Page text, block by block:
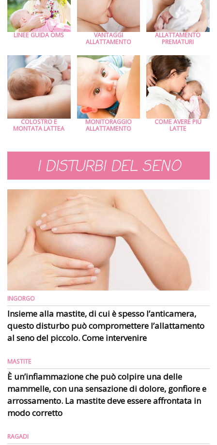
LINEE GUIDA OMS
VANTAGGI
ALLATTAMENTO
ALLATTAMENTO
PREMATURI
COLOSTRO E
MONTATA LATTEA
MONITORAGGIO
ALLATTAMENTO
COME AVERE PIÙ
LATTE
I DISTURBI DEL SENO
INGORGO
Insieme alla mastite, di cui è spesso l’anticamera,
questo disturbo può compromettere l’allattamento
al seno del piccolo. Come intervenire
MASTITE
È un’infiammazione che può colpire una delle
mammelle, con una sensazione di dolore, gonfiore e
arrossamento. La mastite deve essere affrontata in
modo corretto
RAGADI